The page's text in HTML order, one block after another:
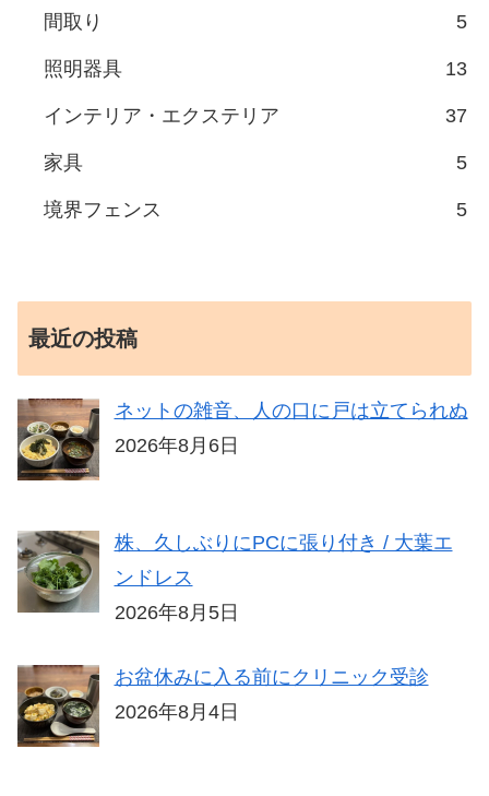
間取り 5
照明器具 13
インテリア・エクステリア 37
家具 5
境界フェンス 5
最近の投稿
ネットの雑音、人の口に戸は立てられぬ
2026年8月6日
株、久しぶりにPCに張り付き / 大葉エ
ンドレス
2026年8月5日
お盆休みに入る前にクリニック受診
2026年8月4日